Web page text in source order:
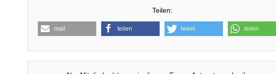
Teilen:
mail teilen tweet teilen